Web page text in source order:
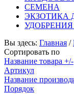
СЕМЕНА
ЭКЗОТИКА
Вы здесь: Главная /
Сортировать по
Название товара +/-
Артикул
Название
Порядок